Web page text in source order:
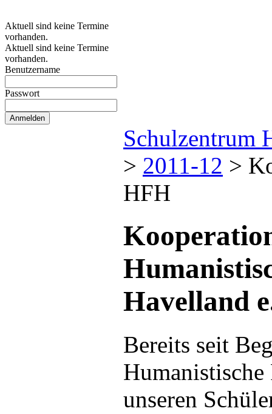
Aktuell sind keine Termine
vorhanden.
Aktuell sind keine Termine
vorhanden.
Benutzername
Passwort
Schulzentrum
> 2011-12 >
HFH
Havelland
Bereits seit
unseren